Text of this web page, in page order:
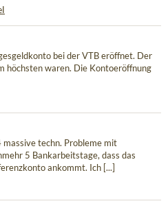
bei der VTB eröffnet. Der
höchsten waren. Die Kontoeröffnung
techn. Probleme mit
5 Bankarbeitstage, dass das
ankommt. Ich [...]